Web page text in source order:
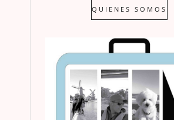
QUIENES SOMOS